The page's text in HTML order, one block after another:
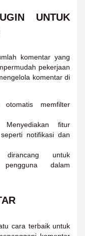
UNTUK
komentar yang
pekerjaan
komentar di
memfilter
fitur
notifikasi dan
untuk
pengguna dalam
cara terbaik untuk